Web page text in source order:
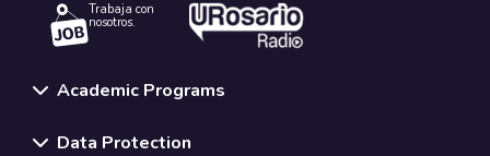
Trabaja con
nosotros.
Academic Programs
Data Protection